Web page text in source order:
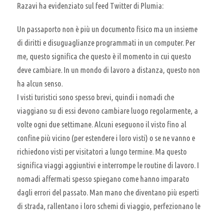
Razavi ha evidenziato sul feed Twitter di Plumia:
Un passaporto non è più un documento fisico ma un insieme
di diritti e disuguaglianze programmati in un computer. Per
me, questo significa che questo è il momento in cui questo
deve cambiare. In un mondo di lavoro a distanza, questo non
ha alcun senso.
I visti turistici sono spesso brevi, quindi i nomadi che
viaggiano su di essi devono cambiare luogo regolarmente, a
volte ogni due settimane. Alcuni eseguono il visto fino al
confine più vicino (per estendere i loro visti) o se ne vanno e
richiedono visti per visitatori a lungo termine. Ma questo
significa viaggi aggiuntivi e interrompe le routine di lavoro. I
nomadi affermati spesso spiegano come hanno imparato
dagli errori del passato. Man mano che diventano più esperti
di strada, rallentano i loro schemi di viaggio, perfezionano le